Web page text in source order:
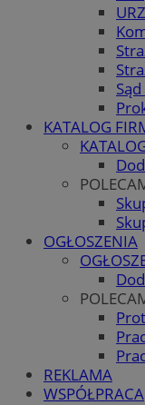
KATALOG
OGŁOSZENIA
REKLAMA
WSPÓŁPRACA